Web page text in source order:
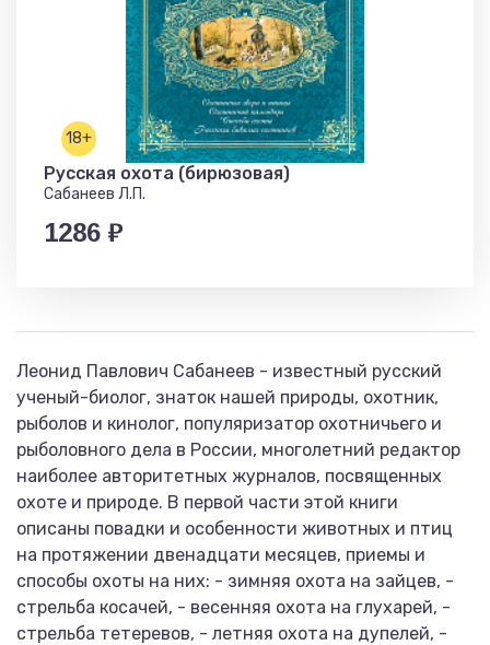
18+
Русская охота (бирюзовая)
Сабанеев Л.П.
1286 ₽
Леонид Павлович Сабанеев - известный русский
ученый-биолог, знаток нашей природы, охотник,
рыболов и кинолог, популяризатор охотничьего и
рыболовного дела в России, многолетний редактор
наиболее авторитетных журналов, посвященных
охоте и природе. В первой части этой книги
описаны повадки и особенности животных и птиц
на протяжении двенадцати месяцев, приемы и
способы охоты на них: - зимняя охота на зайцев, -
стрельба косачей, - весенняя охота на глухарей, -
стрельба тетеревов, - летняя охота на дупелей, -